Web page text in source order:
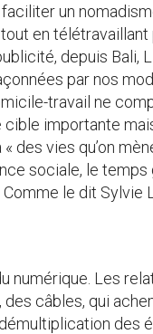
un
en
depuis
par nos
travail ne
importante
des vies qu’on
sociale, le
le dit Sylvie
numérique. Les
câbles, qui